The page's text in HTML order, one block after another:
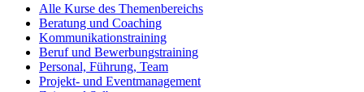
Alle Kurse des Themenbereichs
Beratung und Coaching
Kommunikationstraining
Beruf und Bewerbungstraining
Personal, Führung, Team
Projekt- und Eventmanagement